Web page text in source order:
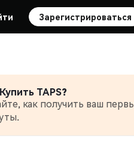
Зарегистрироваться
TAPS?
как получить ваш